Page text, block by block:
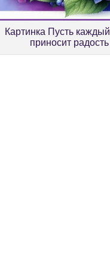
Картинка Пусть
приносит радость